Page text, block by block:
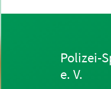
Polizei-
e. V.